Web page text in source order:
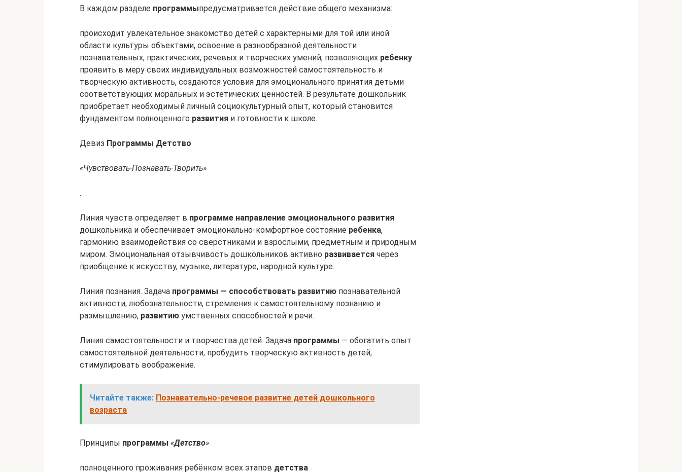
В каждом разделе программыпредусматривается действие общего механизма:
происходит увлекательное знакомство детей с характерными для той или иной
области культуры объектами, освоение в разнообразной деятельности
познавательных, практических, речевых и творческих умений, позволяющих ребенку
проявить в меру своих индивидуальных возможностей самостоятельность и
творческую активность, создаются условия для эмоционального принятия детьми
соответствующих моральных и эстетических ценностей. В результате дошкольник
приобретает необходимый личный социокультурный опыт, который становится
фундаментом полноценного развития и готовности к школе.
Девиз Программы Детство
«Чувствовать-Познавать-Творить»
.
Линия чувств определяет в программе направление эмоционального развития
дошкольника и обеспечивает эмоционально-комфортное состояние ребенка,
гармонию взаимодействия со сверстниками и взрослыми, предметным и природным
миром. Эмоциональная отзывчивость дошкольников активно развивается через
приобщение к искусству, музыке, литературе, народной культуре.
Линия познания. Задача программы — способствовать развитию познавательной
активности, любознательности, стремления к самостоятельному познанию и
размышлению, развитию умственных способностей и речи.
Линия самостоятельности и творчества детей. Задача программы — обогатить опыт
самостоятельной деятельности, пробудить творческую активность детей,
стимулировать воображение.
Читайте также: Познавательно-речевое развитие детей дошкольного
возраста
Принципы программы «Детство»
полноценного проживания ребёнком всех этапов детства